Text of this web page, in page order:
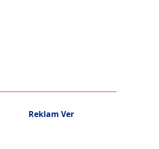
Reklam Ver